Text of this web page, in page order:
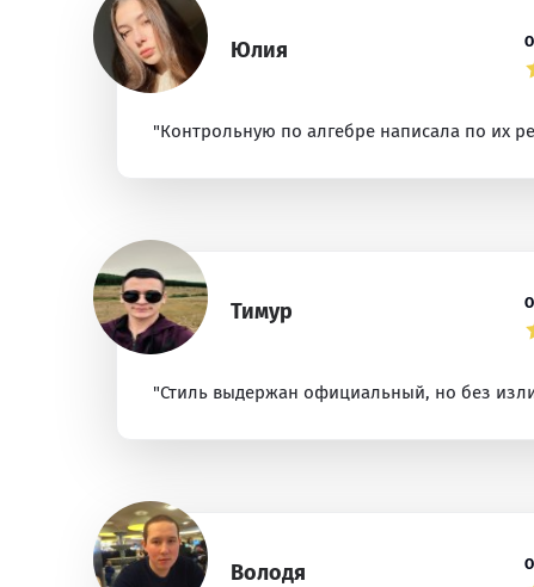
Юлия
"Контрольную по алгебре написала по их
Тимур
"Стиль выдержан официальный, но без
Володя